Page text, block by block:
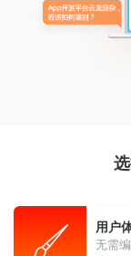
用户
无需